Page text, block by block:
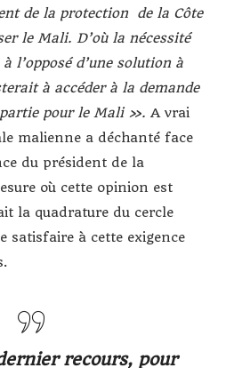
de la protection de la Côte
le Mali. D’où la nécessité
l’opposé d’une solution à
à accéder à la demande
pour le Mali ». A vrai
malienne a déchanté face
du président de la
où cette opinion est
la quadrature du cercle
satisfaire à cette exigence
recours, pour